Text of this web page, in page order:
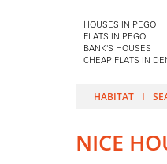
HOUSES IN PEGO
FLATS IN PEGO
BANK'S HOUSES
CHEAP FLATS IN
HABITAT
NICE